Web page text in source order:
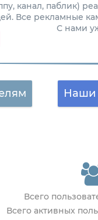
канал, паблик)
Все рекламные
С нами
Наши
Всего
Всего активных